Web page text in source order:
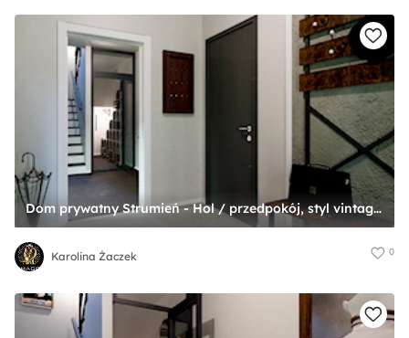
Dom prywatny Strumień - Hol / przedpokój, styl vintage - zdjęcie od Karolina Żaczek
Karolina Żaczek 0